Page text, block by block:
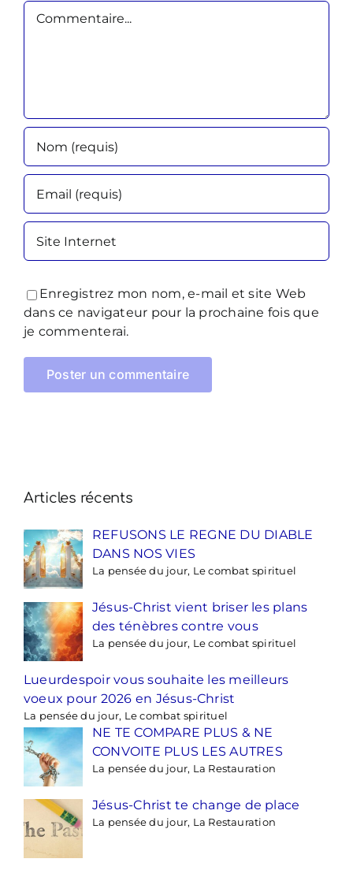
Commentaire
Enregistrez mon nom, e-mail et site Web
dans ce navigateur pour la prochaine fois que
je commenterai.
Articles récents
REFUSONS LE REGNE DU DIABLE
DANS NOS VIES
La pensée du jour, Le combat spirituel
Jésus-Christ vient briser les plans
des ténèbres contre vous
La pensée du jour, Le combat spirituel
Lueurdespoir vous souhaite les meilleurs
voeux pour 2026 en Jésus-Christ
La pensée du jour, Le combat spirituel
NE TE COMPARE PLUS & NE
CONVOITE PLUS LES AUTRES
La pensée du jour, La Restauration
Jésus-Christ te change de place
La pensée du jour, La Restauration